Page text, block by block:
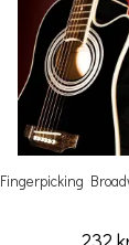
Fingerpicking